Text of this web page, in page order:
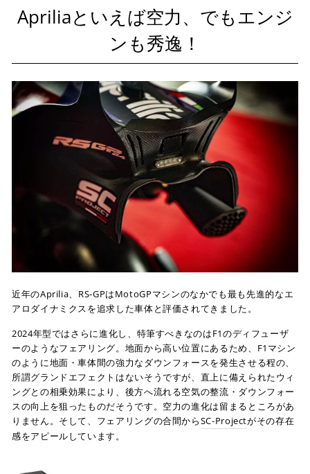
Apriliaといえば空力、でもエンジ
ンも秀逸！
近年のAprilia、RS-GPはMotoGPマシンのなかでも最も先進的なエ
アロダイナミクスを追求した車体と評価されてきました。
2024年型ではさらに進化し、特筆すべきなのはF1のディフューザ
ーのようなフェアリング。地面から高い位置にあるため、F1マシン
のように地面・車体間の強力なダウンフォースを発生させる程の、
所謂グランドエフェクトはないそうですが、直上に備えられたウィ
ングとの相乗効果により、後方へ流れる空気の整流・ダウンフォー
スの向上を狙ったものだそうです。空力の進化は留まるところがあ
りません。そして、フェアリングの合間からSC-Projectがその存在
感をアピールしています。